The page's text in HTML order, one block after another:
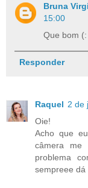
Bruna
15:00
Que bom (:
Responder
Raquel 2 de
Oie!
Acho que
câmera
problema
sempreee